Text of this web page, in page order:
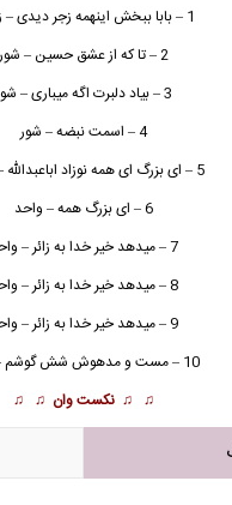
1 – بابا ببخش اینهمه زجر دیدی – زمینه
2 – تا که از عشق حسین – شور
3 – بیاد دلبرت اگه میباری – شور
4 – اسمت نبضه – شور
5 – ای بزرگ ای همه نوزاد اباعبدالله – واحد
6 – ای بزرگ همه – واحد
7 – میدهد خیر خدا به زائر – واحد
8 – میدهد خیر خدا به زائر – واحد
9 – میدهد خیر خدا به زائر – واحد
10 – مست و مدهوش شش گوشم – شور
♫ ♫ نکست وان ♫ ♫